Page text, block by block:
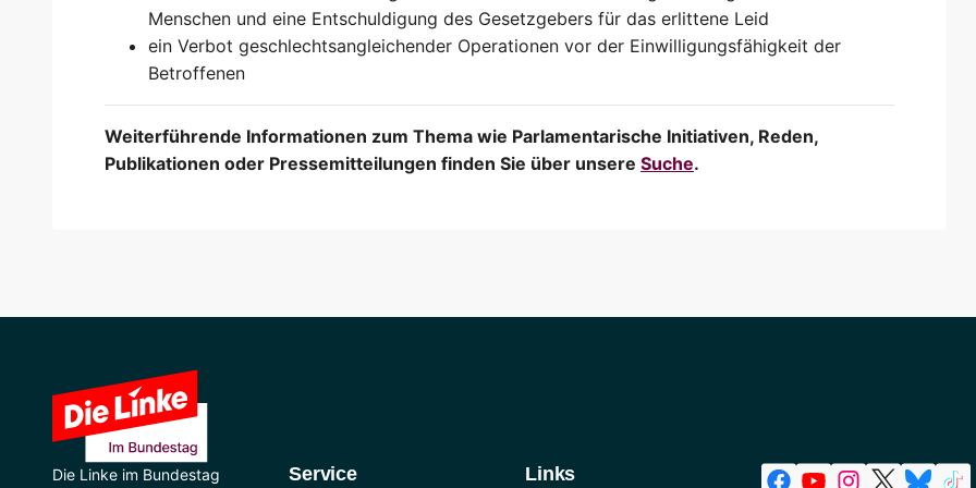
Menschen und eine Entschuldigung des Gesetzgebers für das erlittene Leid
ein Verbot geschlechtsangleichender Operationen vor der Einwilligungsfähigkeit der
Betroffenen
Weiterführende Informationen zum Thema wie Parlamentarische Initiativen, Reden,
Publikationen oder Pressemitteilungen finden Sie über unsere Suche.
Die Linke im Bundestag Service Links